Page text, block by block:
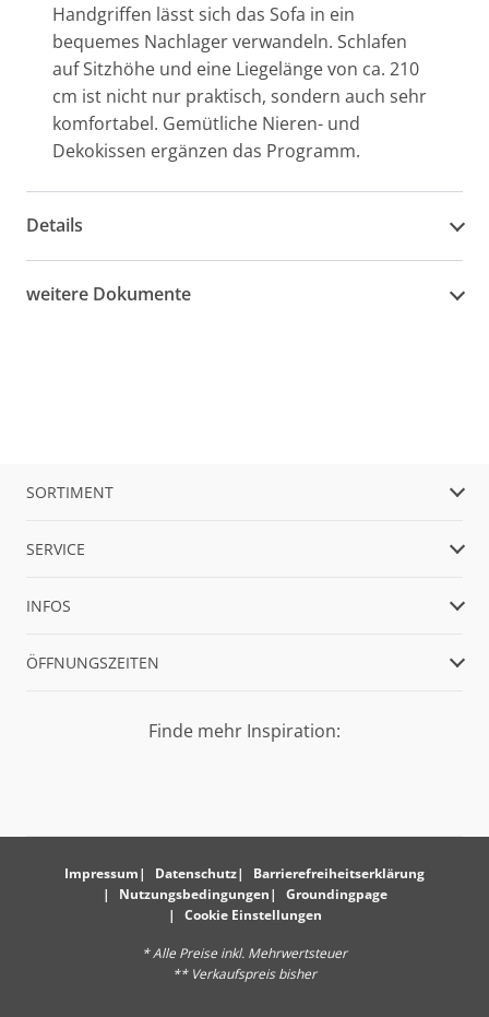
Handgriffen lässt sich das Sofa in ein
bequemes Nachlager verwandeln. Schlafen
auf Sitzhöhe und eine Liegelänge von ca. 210
cm ist nicht nur praktisch, sondern auch sehr
komfortabel. Gemütliche Nieren- und
Dekokissen ergänzen das Programm.
Details
weitere Dokumente
SORTIMENT
SERVICE
INFOS
ÖFFNUNGSZEITEN
Finde mehr Inspiration:
Impressum Datenschutz
Barrierefreiheitserklärung
Nutzungsbedingungen
Groundingpage
Cookie Einstellungen
* Alle Preise inkl. Mehrwertsteuer
** Verkaufspreis bisher